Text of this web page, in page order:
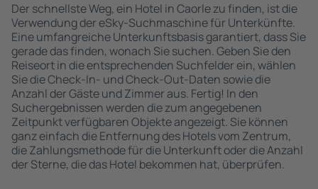
Der schnellste Weg, ein Hotel in Caorle zu finden, ist die
Verwendung der eSky-Suchmaschine für Unterkünfte.
Eine umfangreiche Unterkunftsbasis garantiert, dass Sie
gerade das finden, wonach Sie suchen. Geben Sie den
Reiseort in die entsprechenden Suchfelder ein, wählen
Sie die Check-In- und Check-Out-Daten sowie die
Anzahl der Gäste und Zimmer aus. Fertig! In den
Suchergebnissen werden die zum angegebenen
Zeitpunkt verfügbaren Objekte angezeigt. Sie können
ganz einfach die Entfernung des Hotels vom Zentrum,
die Zahlungsmethode für die Unterkunft oder die Anzahl
der Sterne, die das Hotel bekommen hat, überprüfen.